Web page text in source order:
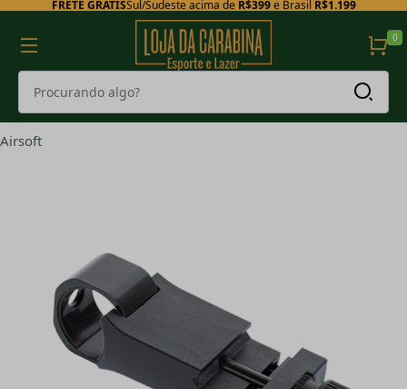
FRETE GRÁTISSul/Sudeste acima de R$399e Brasil R$1.199
0
Airsoft